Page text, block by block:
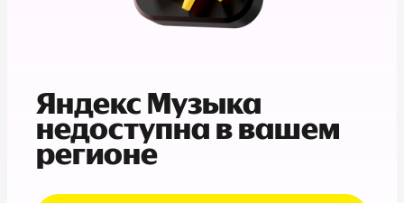
Яндекс Музыка
недоступна в вашем
регионе